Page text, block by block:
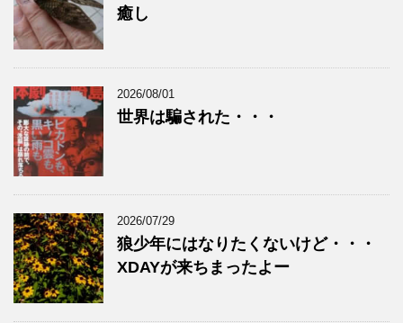
癒し
2026/08/01
世界は騙された・・・
2026/07/29
狼少年にはなりたくないけど・・・
XDAYが来ちまったよー